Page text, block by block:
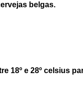
belgas.
18º e 28º celsius